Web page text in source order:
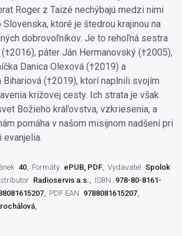
Roger z Taizé nechýbajú medzi nimi
ktoré je štedrou krajinou na
dobrovoľníkov. Je to rehoľná sestra
páter Ján Hermanovský (†2005),
Danica Olexová (†2019) a
(†2019), ktorí naplnili svojím
krížovej cesty. Ich strata je však
Božieho kráľovstva, vzkriesenia, a
pomáha v našom misijnom nadšení pri
40 Formáty ePUB, PDF Vydavatel
Spolok
Radioservis a.s. ISBN 978-80-8161-
PDF EAN 9788081615207